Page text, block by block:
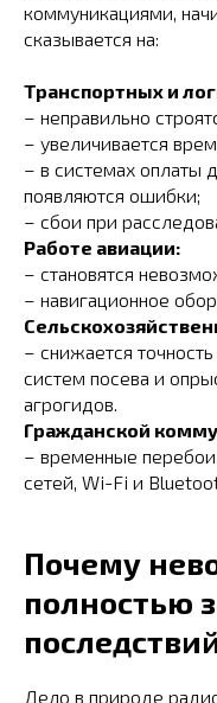
коммуникациями,
сказывается на:
Транспортных и
– неправильно
– увеличивается
– в системах оплаты
появляются ошибки;
– сбои при
Работе авиации:
– становятся
– навигационное
– снижается
систем посева и
агрогидов.
Гражданской
– временные
сетей, Wi-Fi и
Почему
полностью
Дело в природе